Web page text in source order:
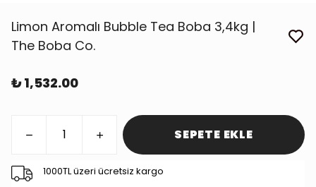
Limon Aromalı Bubble Tea Boba 3,4kg |
The Boba Co.
₺ 1,532.00
SEPETE EKLE
1000TL üzeri ücretsiz kargo